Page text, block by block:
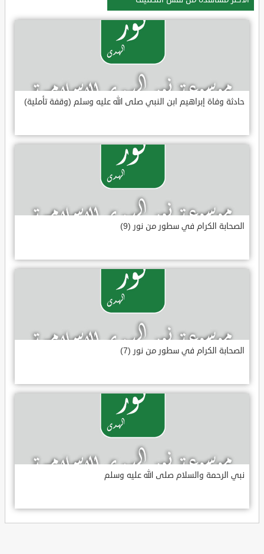
حادثة وفاة إبراهيم ابن النبي صلى الله عليه وسلم (وقفة تأملية)
الصحابة الكرام في سطور من نور (9)
الصحابة الكرام في سطور من نور (7)
نبي الرحمة والسلام صلى الله عليه وسلم